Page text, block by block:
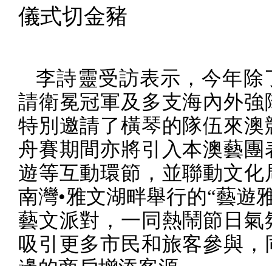
儀式切金豬
李詩靈受訪表示，今年除
請衛冕冠軍及多支海內外強
特別邀請了橫琴的隊伍來澳
舟賽期間亦將引入本澳藝團
遊等互動環節，並聯動文化
南灣•雅文湖畔舉行的“藝遊
藝文派對，一同熱鬧節日氣
吸引更多市民和旅客參與，